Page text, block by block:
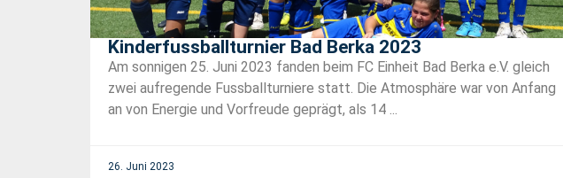
Kinderfussballturnier Bad Berka 2023
Am sonnigen 25. Juni 2023 fanden beim FC Einheit Bad Berka e.V. gleich
zwei aufregende Fussballturniere statt. Die Atmosphäre war von Anfang
an von Energie und Vorfreude geprägt, als 14 ...
26. Juni 2023